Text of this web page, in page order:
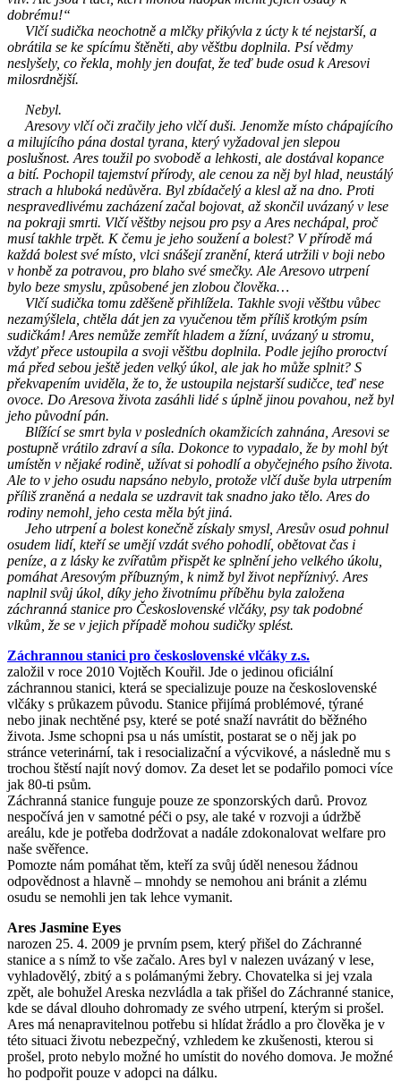
dobrému!“
Vlčí sudička neochotně a mlčky přikývla z úcty k té nejstarší, a
obrátila se ke spícímu štěněti, aby věštbu doplnila. Psí vědmy
neslyšely, co řekla, mohly jen doufat, že teď bude osud k Aresovi
milosrdnější.
Nebyl.
Aresovy vlčí oči zračily jeho vlčí duši. Jenomže místo chápajícího
a milujícího pána dostal tyrana, který vyžadoval jen slepou
poslušnost. Ares toužil po svobodě a lehkosti, ale dostával kopance
a bití. Pochopil tajemství přírody, ale cenou za něj byl hlad, neustálý
strach a hluboká nedůvěra. Byl zbídačelý a klesl až na dno. Proti
nespravedlivému zacházení začal bojovat, až skončil uvázaný v lese
na pokraji smrti. Vlčí věštby nejsou pro psy a Ares nechápal, proč
musí takhle trpět. K čemu je jeho soužení a bolest? V přírodě má
každá bolest své místo, vlci snášejí zranění, která utržili v boji nebo
v honbě za potravou, pro blaho své smečky. Ale Aresovo utrpení
bylo beze smyslu, způsobené jen zlobou člověka…
Vlčí sudička tomu zděšeně přihlížela. Takhle svoji věštbu vůbec
nezamýšlela, chtěla dát jen za vyučenou těm příliš krotkým psím
sudičkám! Ares nemůže zemřít hladem a žízní, uvázaný u stromu,
vždyť přece ustoupila a svoji věštbu doplnila. Podle jejího proroctví
má před sebou ještě jeden velký úkol, ale jak ho může splnit? S
překvapením uviděla, že to, že ustoupila nejstarší sudičce, teď nese
ovoce. Do Aresova života zasáhli lidé s úplně jinou povahou, než byl
jeho původní pán.
Blížící se smrt byla v posledních okamžicích zahnána, Aresovi se
postupně vrátilo zdraví a síla. Dokonce to vypadalo, že by mohl být
umístěn v nějaké rodině, užívat si pohodlí a obyčejného psího života.
Ale to v jeho osudu napsáno nebylo, protože vlčí duše byla utrpením
příliš zraněná a nedala se uzdravit tak snadno jako tělo. Ares do
rodiny nemohl, jeho cesta měla být jiná.
Jeho utrpení a bolest konečně získaly smysl, Aresův osud pohnul
osudem lidí, kteří se umějí vzdát svého pohodlí, obětovat čas i
peníze, a z lásky ke zvířatům přispět ke splnění jeho velkého úkolu,
pomáhat Aresovým příbuzným, k nimž byl život nepříznivý. Ares
naplnil svůj úkol, díky jeho životnímu příběhu byla založena
záchranná stanice pro Československé vlčáky, psy tak podobné
vlkům, že se v jejich případě mohou sudičky splést.
Záchrannou stanici pro československé vlčáky z.s.
založil v roce 2010 Vojtěch Kouřil. Jde o jedinou oficiální
záchrannou stanici, která se specializuje pouze na československé
vlčáky s průkazem původu. Stanice přijímá problémové, týrané
nebo jinak nechtěné psy, které se poté snaží navrátit do běžného
života. Jsme schopni psa u nás umístit, postarat se o něj jak po
stránce veterinární, tak i resocializační a výcvikové, a následně mu s
trochou štěstí najít nový domov. Za deset let se podařilo pomoci více
jak 80-ti psům.
Záchranná stanice funguje pouze ze sponzorských darů. Provoz
nespočívá jen v samotné péči o psy, ale také v rozvoji a údržbě
areálu, kde je potřeba dodržovat a nadále zdokonalovat welfare pro
naše svěřence.
Pomozte nám pomáhat těm, kteří za svůj úděl nenesou žádnou
odpovědnost a hlavně – mnohdy se nemohou ani bránit a zlému
osudu se nemohli jen tak lehce vymanit.
Ares Jasmine Eyes
narozen 25. 4. 2009 je prvním psem, který přišel do Záchranné
stanice a s nímž to vše začalo. Ares byl v nalezen uvázaný v lese,
vyhladovělý, zbitý a s polámanými žebry. Chovatelka si jej vzala
zpět, ale bohužel Areska nezvládla a tak přišel do Záchranné stanice,
kde se dával dlouho dohromady ze svého utrpení, kterým si prošel.
Ares má nenapravitelnou potřebu si hlídat žrádlo a pro člověka je v
této situaci životu nebezpečný, vzhledem ke zkušenosti, kterou si
prošel, proto nebylo možné ho umístit do nového domova. Je možné
ho podpořit pouze v adopci na dálku.